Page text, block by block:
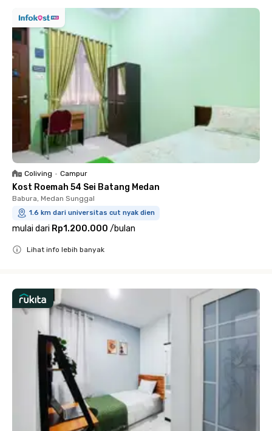
Coliving • Campur
Kost Roemah 54 Sei Batang Medan
Babura, Medan Sunggal
1.6 km dari universitas cut nyak dien
mulai dari Rp1.200.000 /bulan
Lihat info lebih banyak